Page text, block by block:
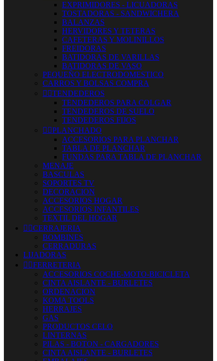
EXPRIMIDORES - LICUADORAS
TOSTADORAS - SANDWICHERA
BALANZAS
HERVIDORES Y TETERAS
CAFETERAS Y MOLINILLOS
FREIDORAS
BATIDORAS DE VARILLAS
BATIDORAS DE VASO
PEQUEÑO ELECTRODOMESTICO
CARROS Y BOLSAS COMPRA
 TENDEDEROS
TENDEDEROS PARA COLGAR
TENDEDEROS DE SUELO
TENDEDEROS FIJOS
 PLANCHADO
ACCESORIOS PARA PLANCHAR
TABLA DE PLANCHAR
FUNDAS PARA TABLA DE PLANCHAR
MENAJE
BASCULAS
SOPORTES TV
DECORACION
ACCESORIOS HOGAR
ACCESORIOS INFANTILES
TEXTIL DEL HOGAR
 CERRAJERIA
BOMBINES
CERRADURAS
LIJADORAS
 FERRETERIA
ACCESORIOS COCHE-MOTO-BICICLETA
CINTA AISLANTE - BURLETES
ORDENACION
KOMA TOOLS
HERRAJES
GAS
PRODUCTOS CELO
LINTERNAS
PILAS - BOTON - CARGADORES
CINTA AISLANTE - BURLETES